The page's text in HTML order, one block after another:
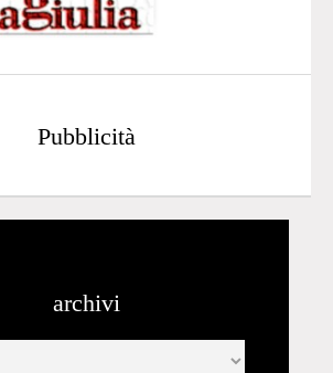
Pubblicità
archivi